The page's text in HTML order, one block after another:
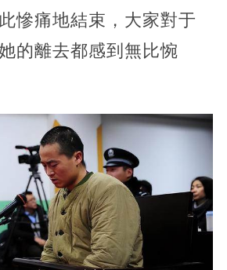
慘痛地結束，大家對于
的離去都感到無比惋